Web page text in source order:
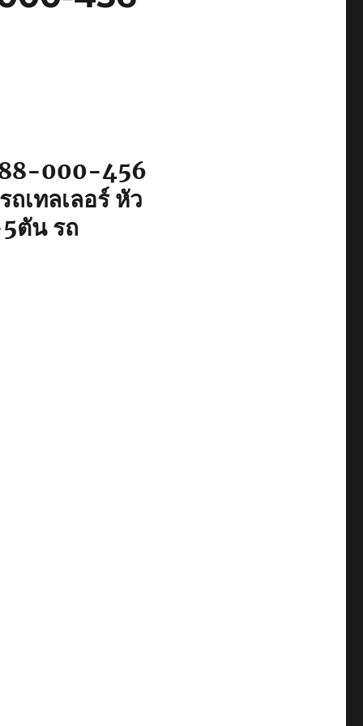
000-456
เทลเลอร์ หัว
ตัน รถ